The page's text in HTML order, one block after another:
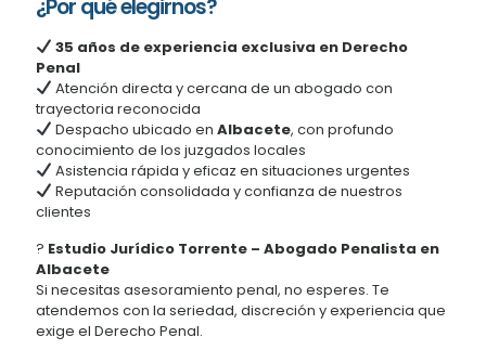
¿Por qué elegirnos?
35 años de experiencia exclusiva en Derecho
Penal
Atención directa y cercana de un abogado con
trayectoria reconocida
Despacho ubicado en Albacete, con profundo
conocimiento de los juzgados locales
Asistencia rápida y eficaz en situaciones urgentes
Reputación consolidada y confianza de nuestros
clientes
? Estudio Jurídico Torrente – Abogado Penalista en
Albacete
Si necesitas asesoramiento penal, no esperes. Te
atendemos con la seriedad, discreción y experiencia que
exige el Derecho Penal.